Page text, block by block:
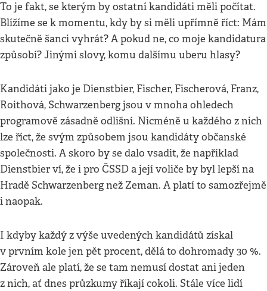
To je fakt, se kterým by ostatní kandidáti měli počítat.
Blížíme se k momentu, kdy by si měli upřímně říct: Mám
skutečně šanci vyhrát? A pokud ne, co moje kandidatura
způsobí? Jinými slovy, komu dalšímu uberu hlasy?
Kandidáti jako je Dienstbier, Fischer, Fischerová, Franz,
Roithová, Schwarzenberg jsou v mnoha ohledech
programově zásadně odlišní. Nicméně u každého z nich
lze říct, že svým způsobem jsou kandidáty občanské
společnosti. A skoro by se dalo vsadit, že například
Dienstbier ví, že i pro ČSSD a její voliče by byl lepší na
Hradě Schwarzenberg než Zeman. A platí to samozřejmě
i naopak.
I kdyby každý z výše uvedených kandidátů získal
v prvním kole jen pět procent, dělá to dohromady 30 %.
Zároveň ale platí, že se tam nemusí dostat ani jeden
z nich, ať dnes průzkumy říkají cokoli. Stále více lidí